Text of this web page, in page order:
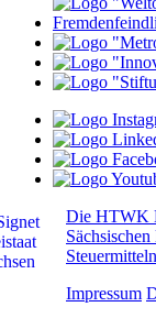
Die HTWK
Impressum